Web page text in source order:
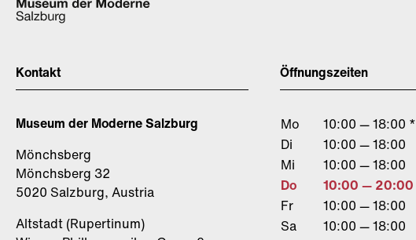
Kontakt
Museum der Moderne Salzburg
Mönchsberg
Mönchsberg 32
5020 Salzburg, Austria
Altstadt (Rupertinum)
Öffnungszeiten
Mo
10:00 — 18:00 *
Di
10:00 — 18:00
Mi
10:00 — 18:00
Do
10:00 — 20:00
Fr
10:00 — 18:00
Sa
10:00 — 18:00